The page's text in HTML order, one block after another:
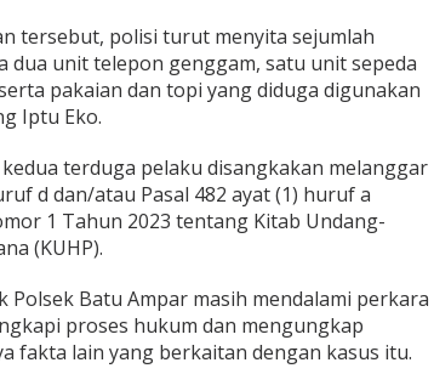
tersebut, polisi turut menyita sejumlah
dua unit telepon genggam, satu unit sepeda
pakaian dan topi yang diduga digunakan
Iptu Eko.
terduga pelaku disangkakan melanggar
d dan/atau Pasal 482 ayat (1) huruf a
1 Tahun 2023 tentang Kitab Undang-
(KUHP).
Polsek Batu Ampar masih mendalami perkara
proses hukum dan mengungkap
fakta lain yang berkaitan dengan kasus itu.